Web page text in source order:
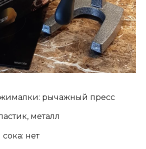
рычажный пресс
металл
нет